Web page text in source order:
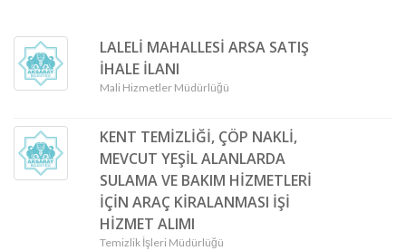
LALELİ MAHALLESİ ARSA SATIŞ
İHALE İLANI
Mali Hizmetler Müdürlüğü
KENT TEMİZLİĞİ, ÇÖP NAKLİ,
MEVCUT YEŞİL ALANLARDA
SULAMA VE BAKIM HİZMETLERİ
İÇİN ARAÇ KİRALANMASI İŞİ
HİZMET ALIMI
Temizlik İşleri Müdürlüğü